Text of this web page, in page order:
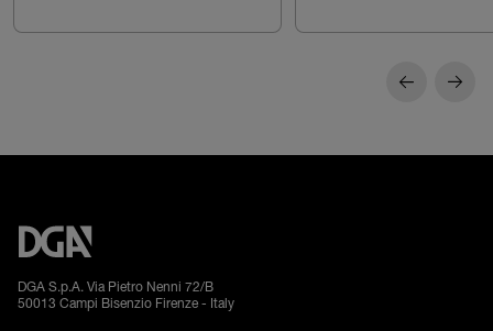
DGA S.p.A. Via Pietro Nenni 72/B
50013 Campi Bisenzio Firenze - Italy